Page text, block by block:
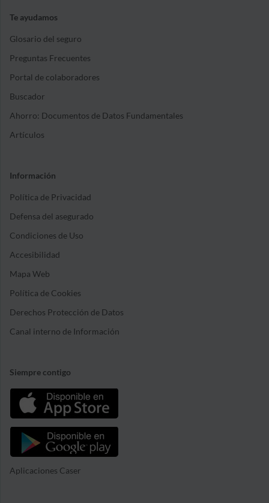
Te ayudamos
Glosario del seguro
Preguntas Frecuentes
Portal de colaboradores
Buscador
Ahorro: Documentos de Datos Fundamentales
Artículos
Información
Política de Privacidad
Defensa del asegurado
Condiciones de Uso
Accesibilidad
Mapa Web
Política de Cookies
Derechos Protección de Datos
Canal interno de Información
Siempre contigo
Aplicaciones Caser